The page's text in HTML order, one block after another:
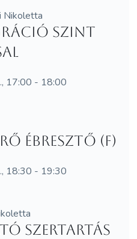
Nikoletta
SzInT
17:00 - 18:00
Ébresztő (F)
18:30 - 19:30
szertartás